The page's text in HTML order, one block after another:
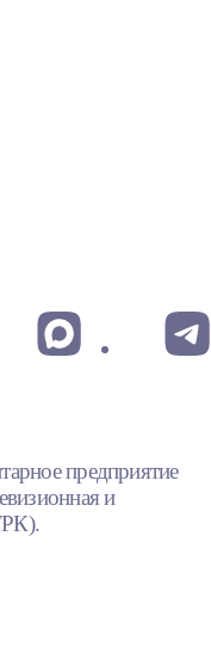
предприятие
и